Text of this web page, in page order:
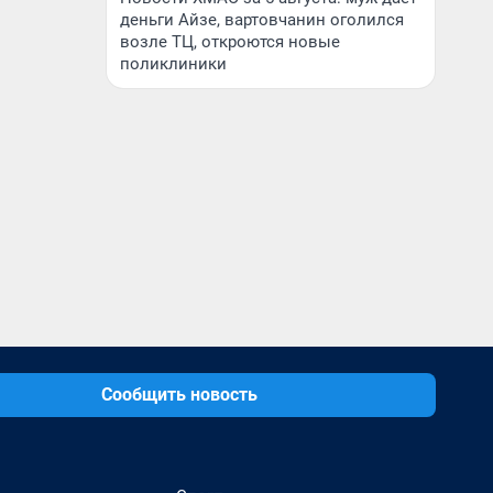
деньги Айзе, вартовчанин оголился
возле ТЦ, откроются новые
поликлиники
Сообщить новость